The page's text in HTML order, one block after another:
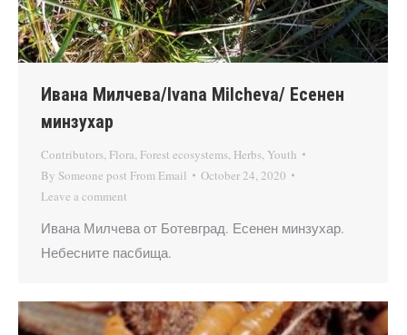
Ивана Милчева/Ivana Milcheva/ Есенен
минзухар
Contributors, Flora, Forest ecosystems, Herbs, Youth
By Someone post From Email
October 24, 2020
Leave a comment
Ивана Милчева от Ботевград. Есенен минзухар.
Небесните пасбища.